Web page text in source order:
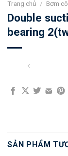
Trang chủ / Bơm
Double
bearing
SẢN PHẨM